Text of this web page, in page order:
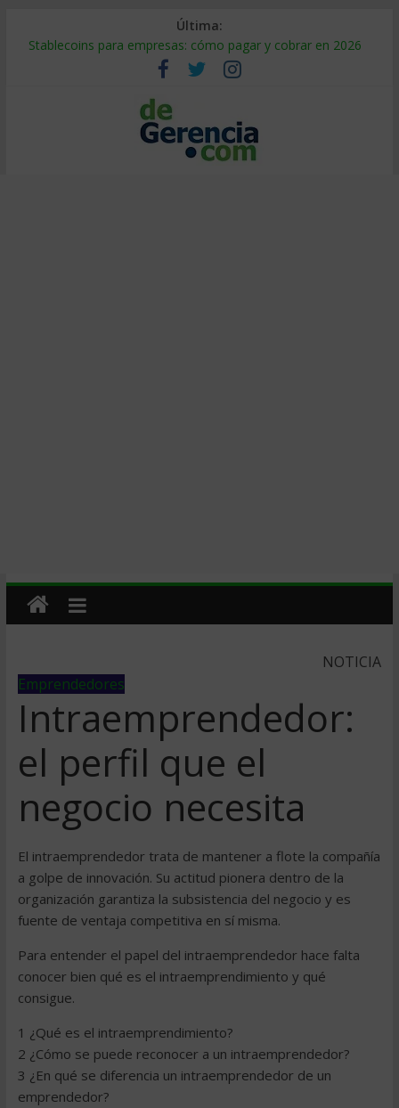
Última:
Stablecoins para empresas: cómo pagar y cobrar en 2026
Despido silencioso: qué es y por qué sale tan caro
IA en selección de personal: cómo auditarla a tiempo
Trabajo forzoso en la cadena de suministro: qué hacer
Mercado hispano de EE. UU.: cómo segmentarlo y venderle
NOTICIA
Emprendedores
Intraemprendedor:
el perfil que el
negocio necesita
El intraemprendedor trata de mantener a flote la compañía
a golpe de innovación. Su actitud pionera dentro de la
organización garantiza la subsistencia del negocio y es
fuente de ventaja competitiva en sí misma.
Para entender el papel del intraemprendedor hace falta
conocer bien qué es el intraemprendimiento y qué
consigue.
1 ¿Qué es el intraemprendimiento?
2 ¿Cómo se puede reconocer a un intraemprendedor?
3 ¿En qué se diferencia un intraemprendedor de un
emprendedor?